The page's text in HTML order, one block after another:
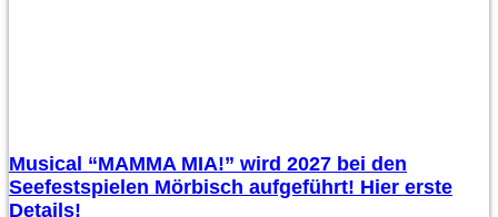
Musical “MAMMA MIA!” wird 2027 bei den
Seefestspielen Mörbisch aufgeführt! Hier erste
Details!